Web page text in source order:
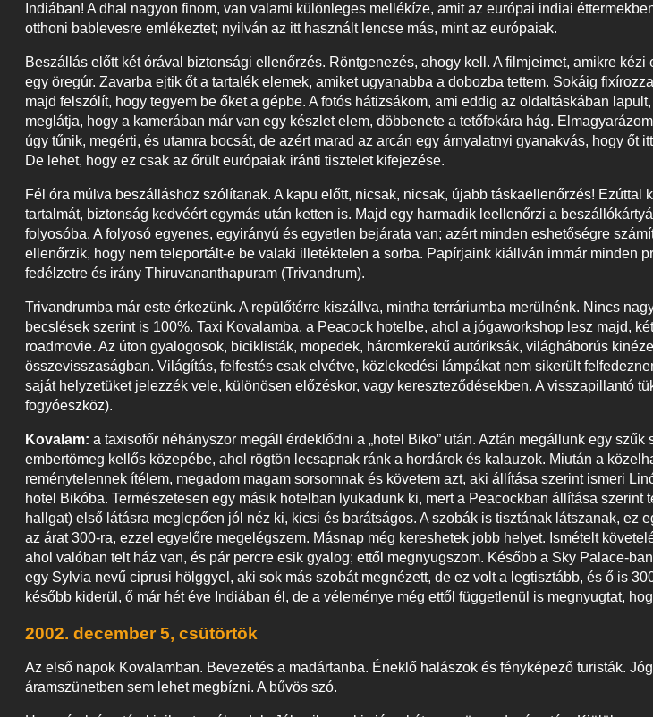
Indiában! A dhal nagyon finom, van valami különleges mellékíze, amit az európai indiai
otthoni bablevesre emlékeztet; nyilván az itt használt lencse más, mint az európaiak.
Beszállás előtt két órával biztonsági ellenőrzés. Röntgenezés, ahogy kell. A filmjeimet, amikre
egy öregúr. Zavarba ejtik őt a tartalék elemek, amiket ugyanabba a dobozba tettem. Sokáig
majd felszólít, hogy tegyem be őket a gépbe. A fotós hátizsákom, ami eddig az oldaltáskában
meglátja, hogy a kamerában már van egy készlet elem, döbbenete a tetőfokára hág.
úgy tűnik, megérti, és utamra bocsát, de azért marad az arcán egy árnyalatnyi gyanakvás, hogy őt
De lehet, hogy ez csak az őrült európaiak iránti tisztelet kifejezése.
Fél óra múlva beszálláshoz szólítanak. A kapu előtt, nicsak, nicsak, újabb táskaellenőrzés! Ezúttal
tartalmát, biztonság kedvéért egymás után ketten is. Majd egy harmadik leellenőrzi a
folyosóba. A folyosó egyenes, egyirányú és egyetlen bejárata van; azért minden eshetőségre
ellenőrzik, hogy nem teleportált-e be valaki illetéktelen a sorba. Papírjaink kiállván immár minden
fedélzetre és irány Thiruvananthapuram (Trivandrum).
Trivandrumba már este érkezünk. A repülőtérre kiszállva, mintha terráriumba merülnénk. Nincs
becslések szerint is 100%. Taxi Kovalamba, a Peacock hotelbe, ahol a jógaworkshop lesz majd,
roadmovie. Az úton gyalogosok, biciklisták, mopedek, háromkerekű autóriksák, világháborús
összevisszaságban. Világítás, felfestés csak elvétve, közlekedési lámpákat nem sikerült
saját helyzetüket jelezzék vele, különösen előzéskor, vagy kereszteződésekben. A visszapillantó
fogyóeszköz).
Kovalam: a taxisofőr néhányszor megáll érdeklődni a „hotel Biko” után. Aztán megállunk egy
embertömeg kellős közepébe, ahol rögtön lecsapnak ránk a hordárok és kalauzok. Miután a
reménytelennek ítélem, megadom magam sorsomnak és követem azt, aki állítása szerint ismeri
hotel Bikóba. Természetesen egy másik hotelban lyukadunk ki, mert a Peacockban állítása szerint
hallgat) első látásra meglepően jól néz ki, kicsi és barátságos. A szobák is tisztának látszanak, ez
az árat 300-ra, ezzel egyelőre megelégszem. Másnap még kereshetek jobb helyet. Ismételt
ahol valóban telt ház van, és pár percre esik gyalog; ettől megnyugszom. Később a Sky Palace-
egy Sylvia nevű ciprusi hölggyel, aki sok más szobát megnézett, de ez volt a legtisztább, és ő is
később kiderül, ő már hét éve Indiában él, de a véleménye még ettől függetlenül is megnyugtat,
2002. december 5, csütörtök
Az első napok Kovalamban. Bevezetés a madártanba. Éneklő halászok és fényképező turisták.
áramszünetben sem lehet megbízni. A bűvös szó.